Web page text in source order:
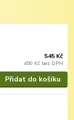
545 Kč
450 Kč bez DPH
Přidat do košíku